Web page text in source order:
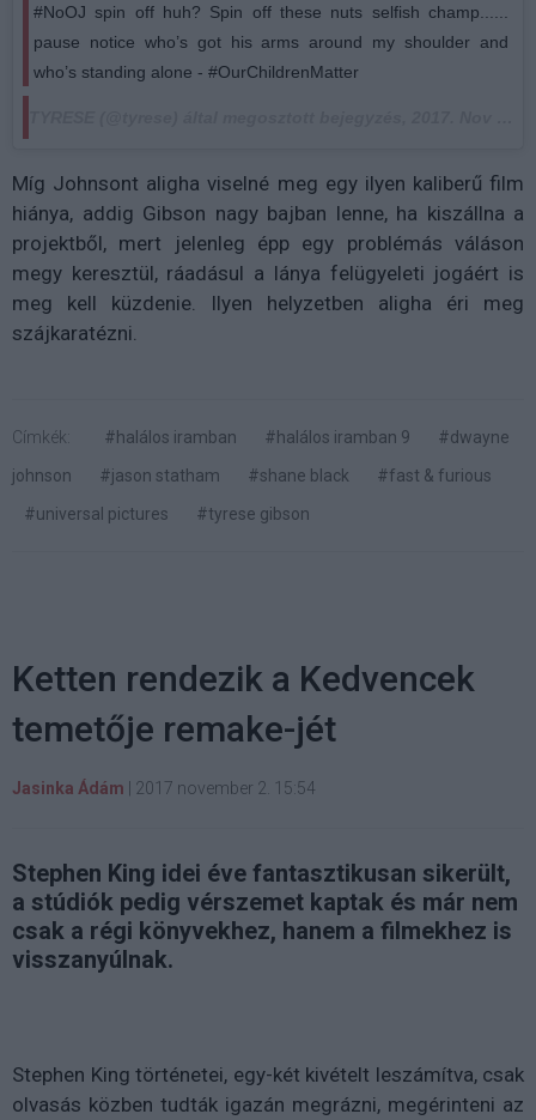
#NoOJ spin off huh? Spin off these nuts selfish champ......
pause notice who’s got his arms around my shoulder and
who’s standing alone - #OurChildrenMatter
Míg Johnsont aligha viselné meg egy ilyen kaliberű film
hiánya, addig Gibson nagy bajban lenne, ha kiszállna a
projektből, mert jelenleg épp egy problémás váláson
megy keresztül, ráadásul a lánya felügyeleti jogáért is
meg kell küzdenie. Ilyen helyzetben aligha éri meg
szájkaratézni.
Címkék: #halálos iramban #halálos iramban 9
#dwayne
johnson
#jason statham #shane black
#fast & furious
#universal pictures
#tyrese gibson
Ketten rendezik a Kedvencek
temetője remake-jét
Jasinka Ádám 2017 november 2. 15:54
Stephen King idei éve fantasztikusan sikerült,
a stúdiók pedig vérszemet kaptak és már nem
csak a régi könyvekhez, hanem a filmekhez is
visszanyúlnak.
Stephen King történetei, egy-két kivételt leszámítva, csak
olvasás közben tudták igazán megrázni, megérinteni az